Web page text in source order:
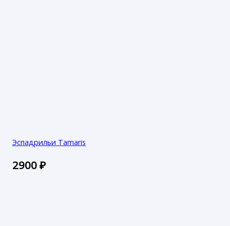
Эспадрильи Tamaris
2900₽